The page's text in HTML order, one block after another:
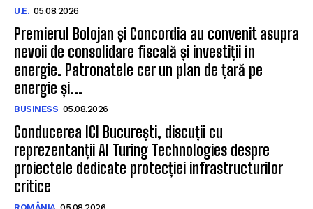
U.E. 05.08.2026
Premierul Bolojan și Concordia au convenit asupra
nevoii de consolidare fiscală și investiții în
energie. Patronatele cer un plan de țară pe
energie și...
BUSINESS 05.08.2026
Conducerea ICI București, discuții cu
reprezentanții AI Turing Technologies despre
proiectele dedicate protecției infrastructurilor
critice